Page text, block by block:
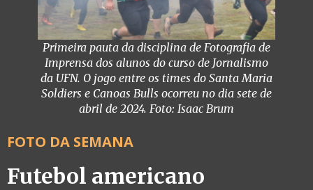
Primeira pauta da disciplina de Fotografia de
Imprensa dos alunos do curso de Jornalismo
da UFN. O jogo entre os times do Santa Maria
Soldiers e Canoas Bulls ocorreu no dia sete de
abril de 2024. Foto: Isaac Brum
FOTO DA SEMANA
Futebol americano